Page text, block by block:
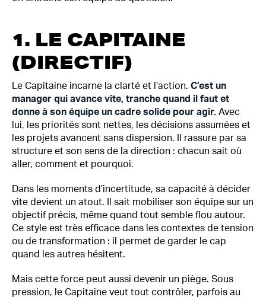
1. LE CAPITAINE
(DIRECTIF)
Le Capitaine incarne la clarté et l’action. C’est un
manager qui avance vite, tranche quand il faut et
donne à son équipe un cadre solide pour agir. Avec
lui, les priorités sont nettes, les décisions assumées et
les projets avancent sans dispersion. Il rassure par sa
structure et son sens de la direction : chacun sait où
aller, comment et pourquoi.
Dans les moments d’incertitude, sa capacité à décider
vite devient un atout. Il sait mobiliser son équipe sur un
objectif précis, même quand tout semble flou autour.
Ce style est très efficace dans les contextes de tension
ou de transformation : il permet de garder le cap
quand les autres hésitent.
Mais cette force peut aussi devenir un piège. Sous
pression, le Capitaine veut tout contrôler, parfois au